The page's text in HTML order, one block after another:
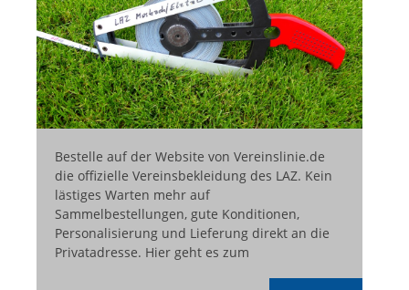
Bestelle auf der Website von Vereinslinie.de
die offizielle Vereinsbekleidung des LAZ. Kein
lästiges Warten mehr auf
Sammelbestellungen, gute Konditionen,
Personalisierung und Lieferung direkt an die
Privatadresse. Hier geht es zum